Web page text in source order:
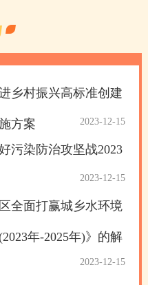
乡村振兴高标准创建
方案 2023-12-15
污染防治攻坚战2023
2023-12-15
全面打赢城乡水环境
年-2025年)》的解
2023-12-15